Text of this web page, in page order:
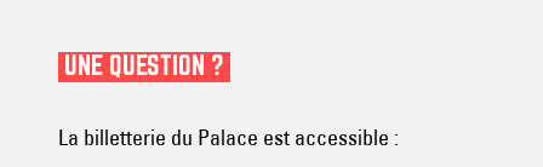
UNE QUESTION ?
La billetterie du Palace est accessible :